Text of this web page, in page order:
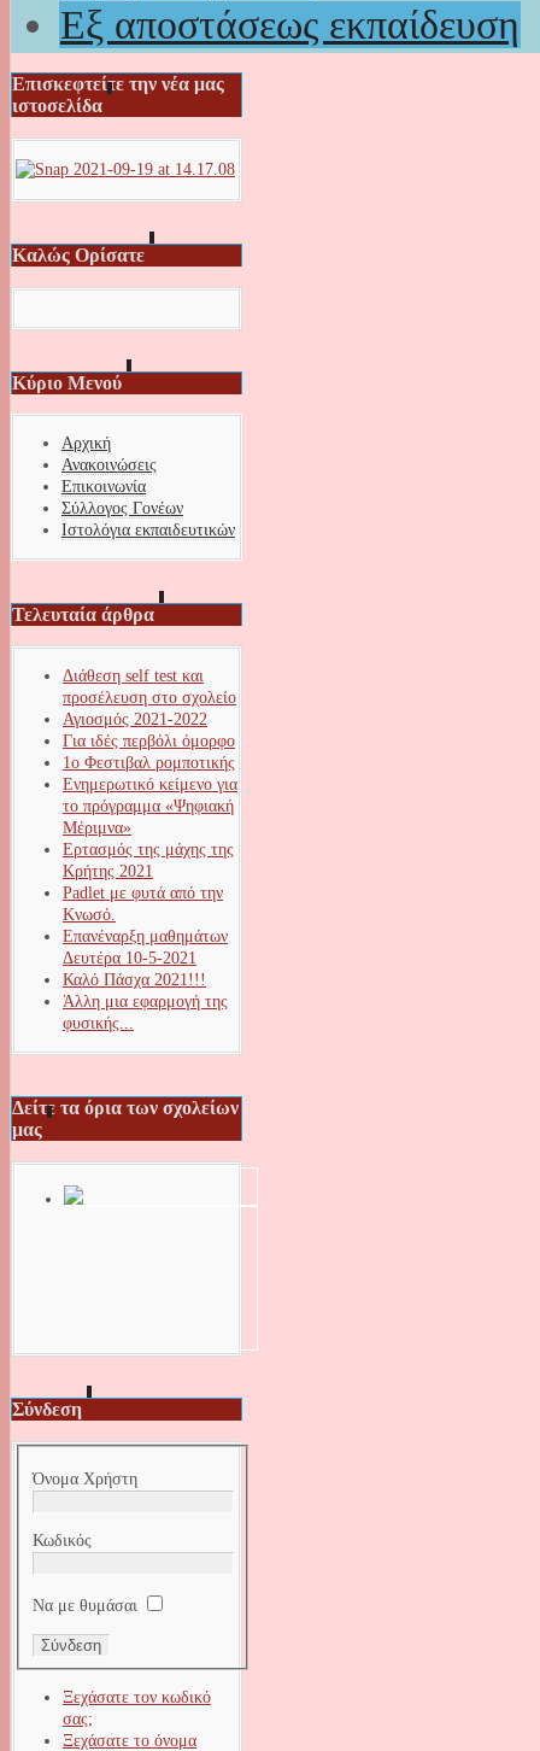
Εξ αποστάσεως εκπαίδευση
Επισκεφτείτε την νέα μας
ιστοσελίδα
Καλώς Ορίσατε
Κύριο Μενού
Αρχική
Ανακοινώσεις
Επικοινωνία
Σύλλογος Γονέων
Ιστολόγια εκπαιδευτικών
Τελευταία άρθρα
Διάθεση self test και
προσέλευση στο σχολείο
Αγιοσμός 2021-2022
Για ιδές περβόλι όμορφο
1ο Φεστιβαλ ρομποτικής
Ενημερωτικό κείμενο για
το πρόγραμμα «Ψηφιακή
Μέριμνα»
Ερτασμός της μάχης της
Κρήτης 2021
Padlet με φυτά από την
Κνωσό.
Επανέναρξη μαθημάτων
Δευτέρα 10-5-2021
Καλό Πάσχα 2021!!!
Άλλη μια εφαρμογή της
φυσικής...
Δείτε τα όρια των σχολείων
μας
Σύνδεση
Όνομα Χρήστη
Κωδικός
Να με θυμάσαι
Ξεχάσατε τον κωδικό
σας;
Ξεχάσατε το όνομα